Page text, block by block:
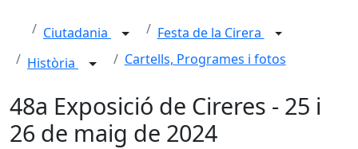
Ciutadania
Festa de la Cirera
Història
Cartells, Programes i fotos
48a Exposició de Cireres - 25 i
26 de maig de 2024